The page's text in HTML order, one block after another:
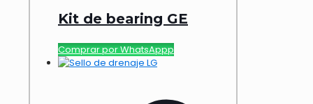
Kit de bearing GE
Comprar por WhatsAppp